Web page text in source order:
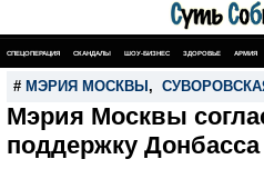
СПЕЦОПЕРАЦИЯ СКАНДАЛЫ ШОУ-БИЗНЕС ЗДОРОВЬЕ АРМИЯ
# МЭРИЯ МОСКВЫ ,
Мэрия Москвы
поддержку Донбасса